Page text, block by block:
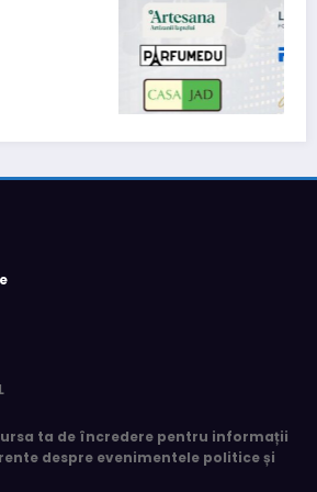
și perspective 2026